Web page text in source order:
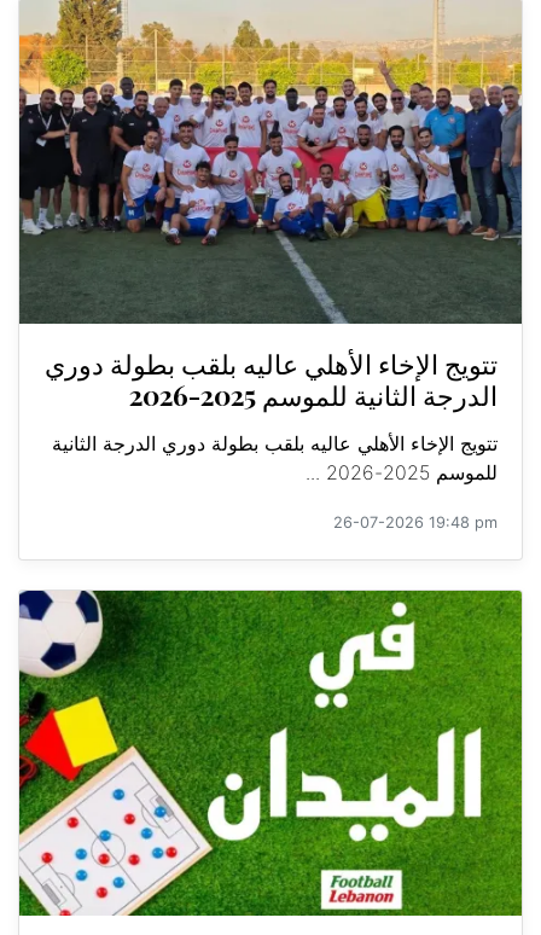
تتويج الإخاء الأهلي عاليه بلقب بطولة دوري
الدرجة الثانية للموسم 2025-2026
تتويج الإخاء الأهلي عاليه بلقب بطولة دوري الدرجة الثانية
للموسم 2025-2026 ...
26-07-2026 19:48 pm